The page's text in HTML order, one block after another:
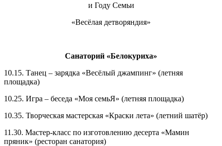
и Году Семьи
«Весёлая детворяндия»
Санаторий «Белокуриха»
10.15. Танец – зарядка «Весёлый джампинг» (летняя
площадка)
10.25. Игра – беседа «Моя семьЯ» (летняя площадка)
10.35. Творческая мастерская «Краски лета» (летний шатёр)
11.30. Мастер-класс по изготовлению десерта «Мамин
пряник» (ресторан санатория)